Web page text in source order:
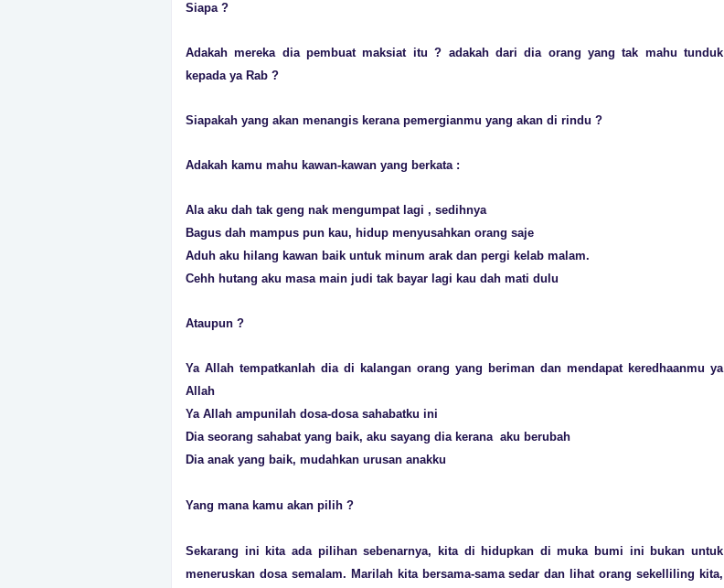
Siapa ?
Adakah mereka dia pembuat maksiat itu ? adakah dari dia orang yang tak mahu tunduk
kepada ya Rab ?
Siapakah yang akan menangis kerana pemergianmu yang akan di rindu ?
Adakah kamu mahu kawan-kawan yang berkata :
Ala aku dah tak geng nak mengumpat lagi , sedihnya
Bagus dah mampus pun kau, hidup menyusahkan orang saje
Aduh aku hilang kawan baik untuk minum arak dan pergi kelab malam.
Cehh hutang aku masa main judi tak bayar lagi kau dah mati dulu
Ataupun ?
Ya Allah tempatkanlah dia di kalangan orang yang beriman dan mendapat keredhaanmu ya
Allah
Ya Allah ampunilah dosa-dosa sahabatku ini
Dia seorang sahabat yang baik, aku sayang dia kerana aku berubah
Dia anak yang baik, mudahkan urusan anakku
Yang mana kamu akan pilih ?
Sekarang ini kita ada pilihan sebenarnya, kita di hidupkan di muka bumi ini bukan untuk
meneruskan dosa semalam. Marilah kita bersama-sama sedar dan lihat orang sekelliling kita,